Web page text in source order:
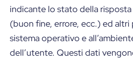
indicante lo stato della
(buon fine, errore, ecc.) ed altri
sistema operativo e
dell’utente. Questi dati